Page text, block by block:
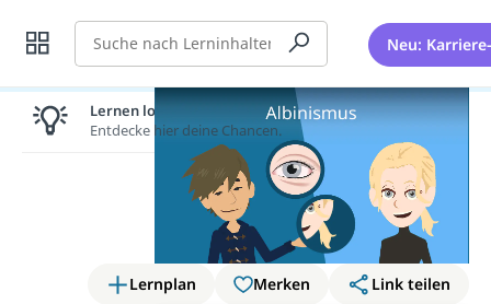
Suche Neu:
Lernplan Merken
Link teilen
Lernen lohnt sich!
Entdecke hier deine Chancen.